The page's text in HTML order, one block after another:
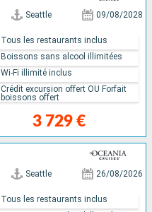
Seattle 09/08/2028
3 729 €
Tous les restaurants inclus
Boissons sans alcool illimitées
Wi-Fi illimité inclus
Crédit excursion offert OU Forfait
boissons offert
Seattle 26/08/2026
Tous les restaurants inclus